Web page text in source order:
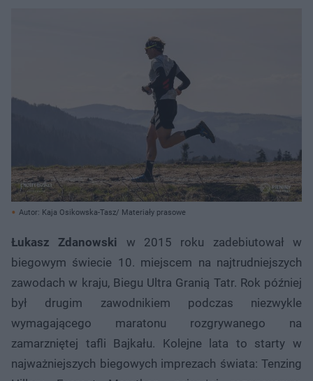
Autor: Kaja Osikowska-Tasz/ Materiały prasowe
Łukasz Zdanowski w 2015 roku zadebiutował w
biegowym świecie 10. miejscem na najtrudniejszych
zawodach w kraju, Biegu Ultra Granią Tatr. Rok później
był drugim zawodnikiem podczas niezwykle
wymagającego maratonu rozgrywanego na
zamarzniętej tafli Bajkału. Kolejne lata to starty w
najważniejszych biegowych imprezach świata: Tenzing